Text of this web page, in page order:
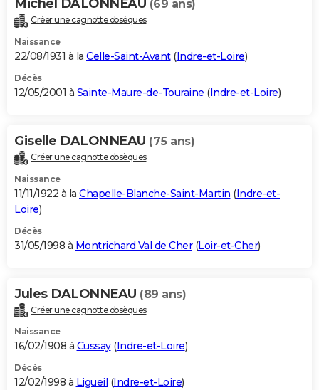
Michel DALONNEAU (69 ans)
Créer une cagnotte obsèques
Naissance
22/08/1931 à la Celle-Saint-Avant(Indre-et-Loire)
Décès
12/05/2001 à Sainte-Maure-de-Touraine (Indre-et-Loire)
Giselle DALONNEAU (75 ans)
Créer une cagnotte obsèques
Naissance
11/11/1922 à la Chapelle-Blanche-Saint-Martin (Indre-et-
Loire)
Décès
31/05/1998 à Montrichard Val de Cher(Loir-et-Cher)
Jules DALONNEAU (89 ans)
Créer une cagnotte obsèques
Naissance
16/02/1908 à Cussay(Indre-et-Loire)
Décès
12/02/1998 à Ligueil (Indre-et-Loire)